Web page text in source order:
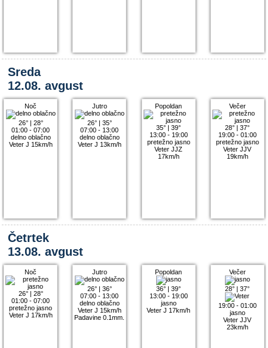
Sreda
12.08. avgust
Noč
26°| 28°
01:00 - 07:00
delno oblačno
Veter J 15km/h
Jutro
26°| 35°
07:00 - 13:00
delno oblačno
Veter J 13km/h
Popoldan
35° |39°
13:00 - 19:00
pretežno jasno
Veter JJZ
17km/h
Večer
28° |37°
19:00 - 01:00
pretežno jasno
Veter JJV
19km/h
Četrtek
13.08. avgust
Noč
26°| 28°
01:00 - 07:00
pretežno jasno
Veter J 17km/h
Jutro
26°| 36°
07:00 - 13:00
delno oblačno
Veter J 15km/h
Padavine 0.1mm.
Popoldan
36° |39°
13:00 - 19:00
jasno
Veter J 17km/h
Večer
28° |37°
19:00 - 01:00
jasno
Veter JJV
23km/h